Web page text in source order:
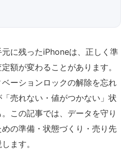
に残ったiPhoneは、正しく準
額が変わることがあります。
ーションロックの解除を忘れ
売れない・値がつかない」状
この記事では、データを守り
の準備・状態づくり・売り先
ます。